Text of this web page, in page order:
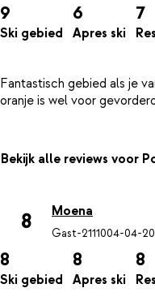
9
Ski gebied
6
Apres ski
7
Fantastisch gebied als je
Bekijk alle reviews voor
8 Moena
Gast-2111004-04-
8
Ski gebied
8
Apres ski
8